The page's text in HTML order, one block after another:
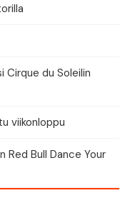
du Soleilin
viikonloppu
Red Bull Dance Your